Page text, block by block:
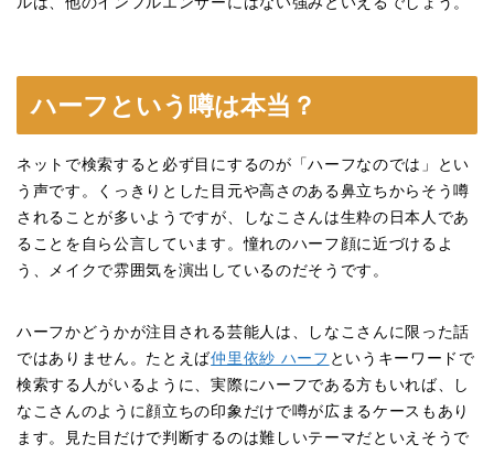
ハーフという噂は本当？
ネットで検索すると必ず目にするのが「ハーフなのでは」とい
う声です。くっきりとした目元や高さのある鼻立ちからそう噂
されることが多いようですが、しなこさんは生粋の日本人であ
ることを自ら公言しています。憧れのハーフ顔に近づけるよ
う、メイクで雰囲気を演出しているのだそうです。
ハーフかどうかが注目される芸能人は、しなこさんに限った話
ではありません。たとえば仲里依紗 ハーフ というキーワードで
検索する人がいるように、実際にハーフである方もいれば、し
なこさんのように顔立ちの印象だけで噂が広まるケースもあり
ます。見た目だけで判断するのは難しいテーマだといえそうで